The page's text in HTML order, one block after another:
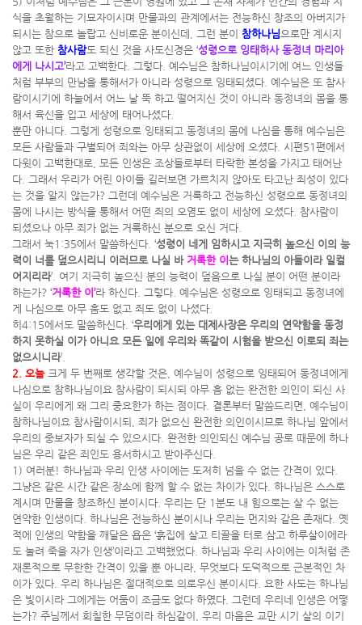
식을 초월하는 기묘자이시며 만물과의 관계에서는 전능하신 창조의 아버지가
되시는 참으로 놀랍고 신비로운 분이신데, 그런 분이 참하나님으로만 계시지
않고 또한 참사람도 되신 것을 사도신경은 ‘성령으로 잉태하사 동정녀 마리아
에게 나시고’라고 고백한다. 그렇다. 예수님은 참하나님이시기에 여느 인생들
처럼 부부의 만남을 통해서가 아니라 성령으로 잉태되셨다. 예수님은 또 참사
람이시기에 하늘에서 어느 날 뚝 하고 떨어지신 것이 아니라 동정녀의 몸을 통
해서 육신을 입고 세상에 태어나셨다.
뿐만 아니다. 그렇게 성령으로 잉태되고 동정녀의 몸에 나심을 통해 예수님은
모든 사람들과 구별되어 죄와는 아무 상관없이 세상에 오셨다. 시편51편에서
다윗이 고백한대로, 모든 인생은 조상들로부터 타락한 본성을 가지고 태어난
다. 그래서 우리가 어린 아이들 길러보면 가르치지 않아도 타고난 죄성이 있다
는 것을 알지 않는가? 그런데 예수님은 거룩하고 전능하신 성령으로 동정녀의
몸에 나시는 방식을 통해서 어떤 죄의 오염도 없이 세상에 오셨다. 참사람이
되셨으나 아무 죄가 없는 거룩하신 분으로 오신 거다.
그래서 눅1:35에서 말씀하신다. ‘성령이 네게 임하시고 지극히 높으신 이의 능
력이 너를 덮으시리니 이러므로 나실 바 거룩한 이 는 하나님의 아들이라 일컬
어지리라’. 여기 지극히 높으신 분의 능력이 덮음으로 나실 분이 어떤 분이라
하는가? ‘거룩한 이’라 하신다. 그렇다. 예수님은 성령으로 잉태되고 동정녀에
게 나심으로 아무 흠도 없고 죄도 없이 나셨다.
히4:15에서도 말씀하신다. ‘우리에게 있는 대제사장은 우리의 연약함을 동정
하지 못하실 이가 아니요 모든 일에 우리와 똑같이 시험을 받으신 이로되 죄는
없으시니라’.
2. 오늘크게 두 번째로 생각할 것은, 예수님이 성령으로 잉태되어 동정녀에게
나심으로 참하나님이요 참사람이 되시되 아무 흠 없는 완전한 의인이 되신 사
실이 우리에게 왜 그리 중요한가 하는 점이다. 결론부터 말씀드리면, 예수님이
참하나님이요 참사람이시되, 죄가 없으신 완전한 의인이시므로 하나님 앞에서
우리의 중보자가 되실 수 있으시다. 완전한 의인되신 예수님 공로 때문에 하나
님은 우리 같은 죄인도 용서하시고 받아주신다.
1) 여러분! 하나님과 우리 인생 사이에는 도저히 넘을 수 없는 간격이 있다.
그냥은 같은 시간 같은 장소에 함께 할 수 없는 차이가 있다. 하나님은 스스로
계시며 만물을 창조하신 분이시다. 우리는 단 1분도 내 힘으로는 살 수 없는
연약한 인생이다. 하나님은 전능하신 분이시나 우리는 먼지와 같은 존재다. 옛
적에 인생의 약함을 깨달은 욥은 ‘흙집에 살고 티끌을 터로 삼고 하루살이에라
도 눌려 죽을 자가 인생’이라고 고백했었다. 하나님과 우리 사이에는 이처럼 존
재론적으로 무한한 간격이 있을 뿐 아니라, 무엇보다 도덕적으로 근본적인 차
이가 있다. 우리 하나님은 절대적으로 의로우신 분이시다. 요한 사도는 하나님
은 빛이시라 그에게는 어둠이 조금도 없다 하였다. 그런데 우리네 인생은 어떻
는가? 주님께서 회칠한 무덤이라 하심같이, 우리 마음은 교만 시기 살의 이기